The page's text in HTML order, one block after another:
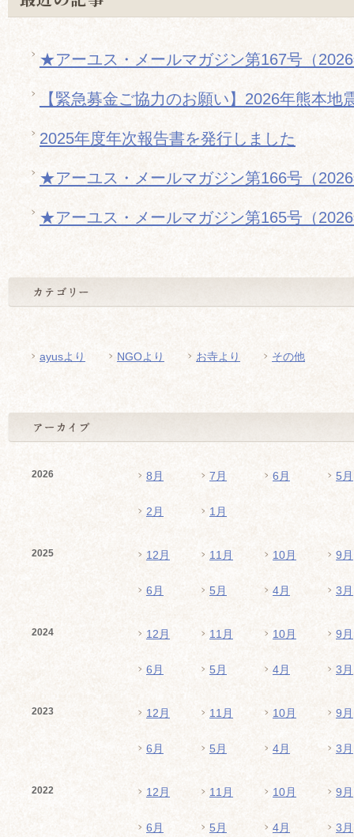
★アーユス・メールマガジン第167号（
【緊急募金ご協力のお願い】2026年熊本地
2025年度年次報告書を発行しました
★アーユス・メールマガジン第166号（
★アーユス・メールマガジン第165号（
ayusより NGOより お寺より その他
2026 8月 7月 6月 5月
2月 1月
2025 12月 11月 10月 9月
6月 5月 4月 3月
2024 12月 11月 10月 9月
6月 5月 4月 3月
2023 12月 11月 10月 9月
6月 5月 4月 3月
2022 12月 11月 10月 9月
6月 5月 4月 3月